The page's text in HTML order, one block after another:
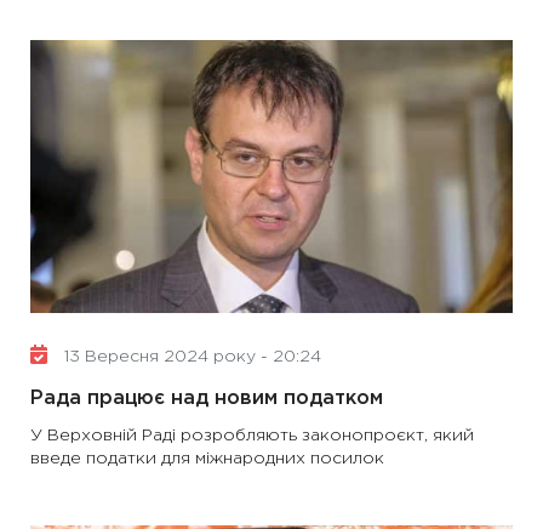
13 Вересня 2024 року - 20:24
Рада працює над новим податком
У Верховній Раді розробляють законопроєкт, який
введе податки для міжнародних посилок